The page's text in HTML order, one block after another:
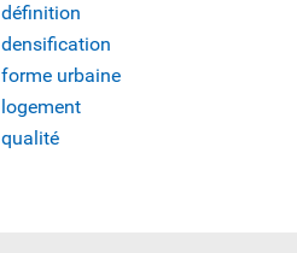
définition
densification
forme urbaine
logement
qualité